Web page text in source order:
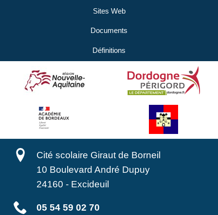
Sites Web
Documents
Définitions
Cité scolaire Giraut de Borneil
10 Boulevard André Dupuy
24160 - Excideuil
05 54 59 02 70